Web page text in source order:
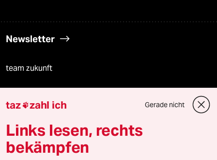
Newsletter
team zukunft
taz lab Infobrief
taz zahl ich Gerade nicht
Links lesen, rechts
bekämpfen